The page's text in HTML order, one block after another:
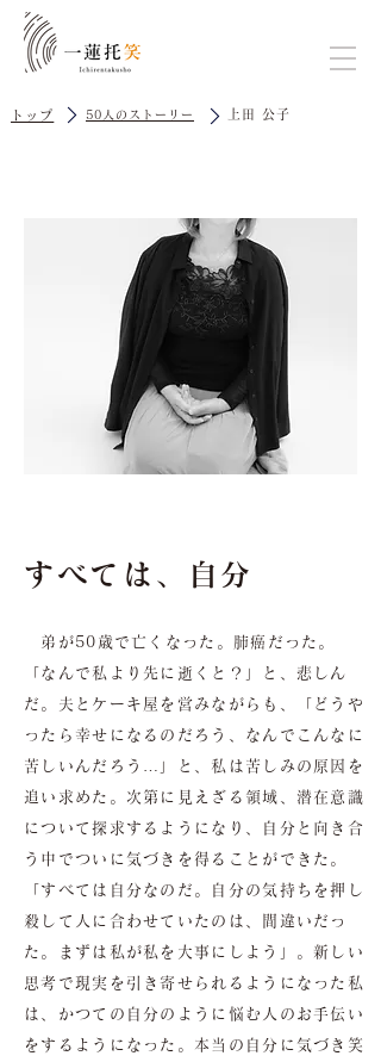
トップ 50人のストーリー 上田 公子
すべては、自分
弟が50歳で亡くなった。肺癌だった。
「なんで私より先に逝くと？」と、悲しん
だ。夫とケーキ屋を営みながらも、「どうや
ったら幸せになるのだろう、なんでこんなに
苦しいんだろう…」と、私は苦しみの原因を
追い求めた。次第に見えざる領域、潜在意識
について探求するようになり、自分と向き合
う中でついに気づきを得ることができた。
「すべては自分なのだ。自分の気持ちを押し
殺して人に合わせていたのは、間違いだっ
た。まずは私が私を大事にしよう」。新しい
思考で現実を引き寄せられるようになった私
は、かつての自分のように悩む人のお手伝い
をするようになった。本当の自分に気づき笑